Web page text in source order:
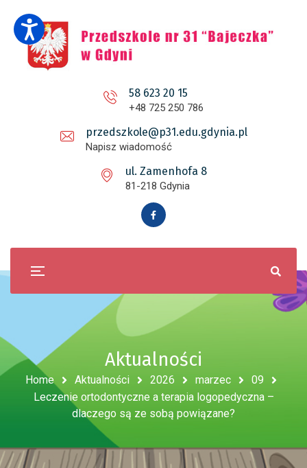
58 623 20 15
+48 725 250 786
przedszkole@p31.edu.gdynia.pl
Napisz wiadomość
ul. Zamenhofa 8
81-218 Gdynia
Aktualności
Home Aktualności 2026 marzec
09
Leczenie ortodontyczne a terapia logopedyczna –
dlaczego są ze sobą powiązane?